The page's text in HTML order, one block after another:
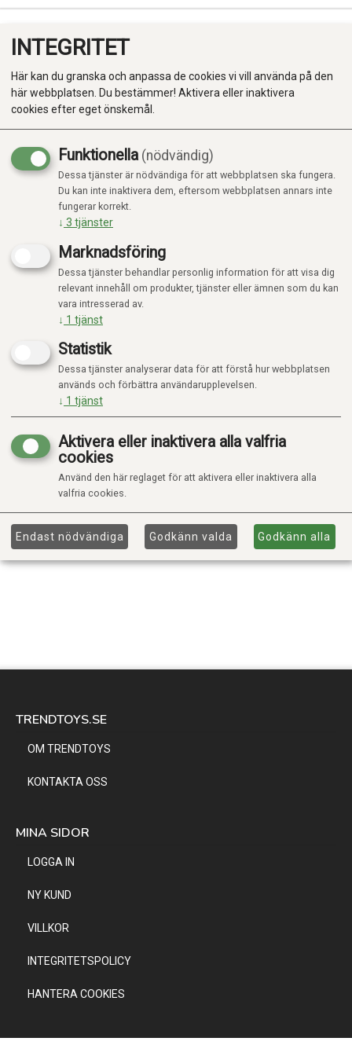
Produkter
Kategorier
Inga produkter hittades
TRENDTOYS.SE
OM TRENDTOYS
KONTAKTA OSS
MINA SIDOR
LOGGA IN
NY KUND
VILLKOR
INTEGRITETSPOLICY
HANTERA COOKIES
INTEGRITET
Här kan du granska och anpassa de cookies vi vill använda på den
här webbplatsen. Du bestämmer! Aktivera eller inaktivera
cookies efter eget önskemål.
Funktionella (nödvändig)
Dessa tjänster är nödvändiga för att webbplatsen ska fungera.
Du kan inte inaktivera dem, eftersom webbplatsen annars inte
fungerar korrekt.
↓ 3 tjänster
Marknadsföring
Dessa tjänster behandlar personlig information för att visa dig
relevant innehåll om produkter, tjänster eller ämnen som du kan
vara intresserad av.
↓ 1 tjänst
Statistik
Dessa tjänster analyserar data för att förstå hur webbplatsen
används och förbättra användarupplevelsen.
↓ 1 tjänst
Aktivera eller inaktivera alla valfria
cookies
Använd den här reglaget för att aktivera eller inaktivera alla
valfria cookies.
Endast nödvändiga Godkänn valda Godkänn alla